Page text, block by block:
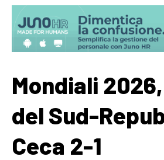
Mondiali
del Sud-
Ceca 2-1